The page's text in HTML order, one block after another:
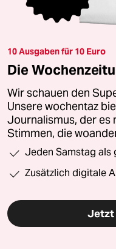
10 Ausgaben für 10 Euro
Die
Wir schauen den
Unsere wochentaz
Journalismus, der es
Stimmen, die
Jeden Samstag als
Zusätzlich digitale
Jetzt